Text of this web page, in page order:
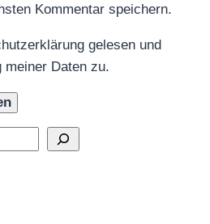
Kommentar speichern.
gelesen und
meiner Daten zu.